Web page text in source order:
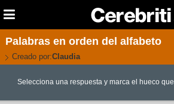
Palabras en orden del alfabeto
Creado por:Claudia
Selecciona una respuesta y marca el hueco